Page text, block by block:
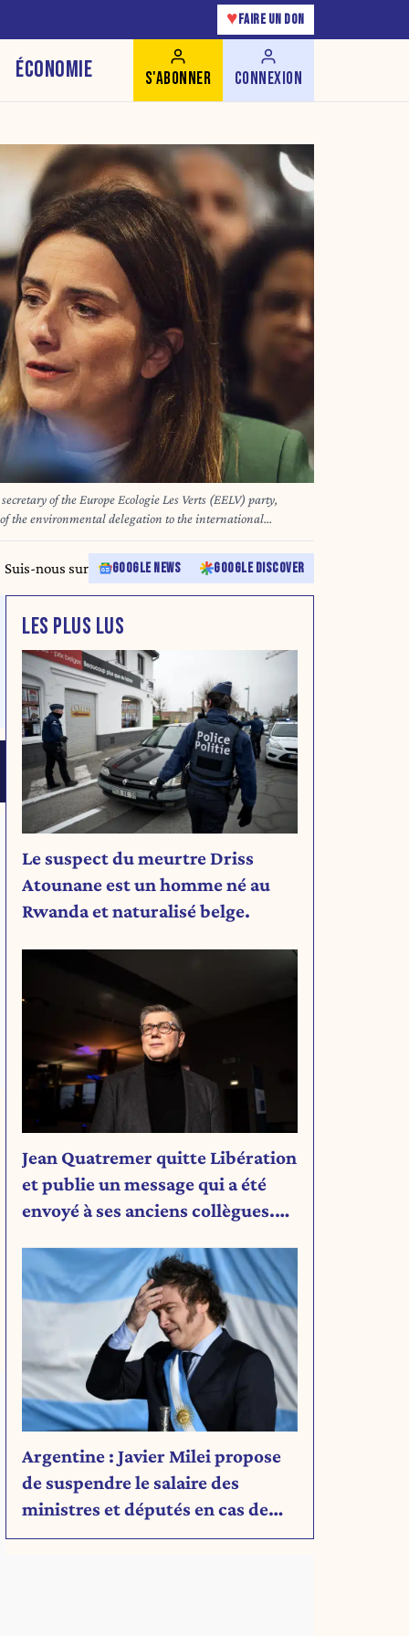
♥ FAIRE UN DON
ÉCONOMIE S'ABONNER CONNEXION
of the Europe Ecologie Les Verts (EELV) party,
the environmental delegation to the international
Versailles, in Paris, France, February 25, 2025. Portrait de
parti Europe Ecologie Les Verts (EELV), s exprimant face
ecologiste au salon international de l agriculture a Paris
le 25 fevrier 2025. (Photo by Bastien André / Hans Lucas /
Suis-nous sur GOOGLE NEWS GOOGLE DISCOVER
LES PLUS LUS
Le suspect du meurtre Driss
Atounane est un homme né au
Rwanda et naturalisé belge.
Jean Quatremer quitte Libération
et publie un message qui a été
envoyé à ses anciens collègues.
Argentine : Javier Milei propose
de suspendre le salaire des
ministres et députés en cas de
déficit budgétaire